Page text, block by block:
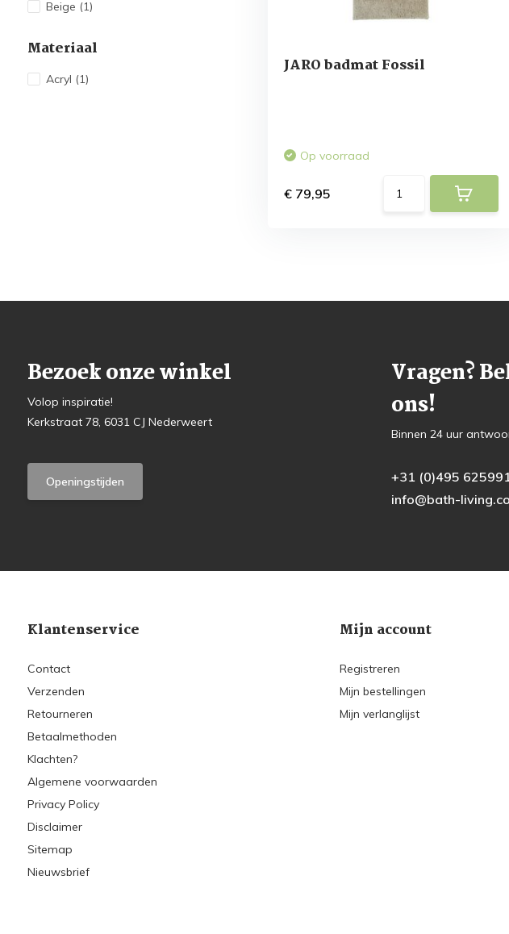
Beige (1)
Materiaal
Acryl (1)
JARO badmat Fossil
Op voorraad
€ 79,95
Bezoek onze winkel
Volop inspiratie!
Kerkstraat 78, 6031 CJ Nederweert
Openingstijden
Vragen?
ons!
Binnen 24 uur
+31 (0)495
info@bath-
Klantenservice
Contact
Verzenden
Retourneren
Betaalmethoden
Klachten?
Algemene voorwaarden
Privacy Policy
Disclaimer
Sitemap
Nieuwsbrief
Mijn account
Registreren
Mijn bestellingen
Mijn verlanglijst